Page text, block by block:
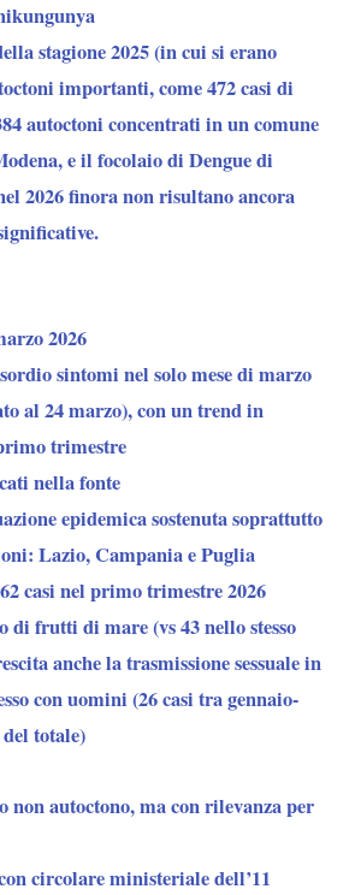
stagione 2025 (in cui si erano
importanti, come 472 casi di
autoctoni concentrati in un comune
e il focolaio di Dengue di
2026 finora non risultano ancora
2026
sintomi nel solo mese di marzo
al 24 marzo), con un trend in
trimestre
nella fonte
epidemica sostenuta soprattutto
Lazio, Campania e Puglia
casi nel primo trimestre 2026
di frutti di mare (vs 43 nello stesso
anche la trasmissione sessuale in
con uomini (26 casi tra gennaio-
totale)
non autoctono, ma con rilevanza per
circolare ministeriale dell’11